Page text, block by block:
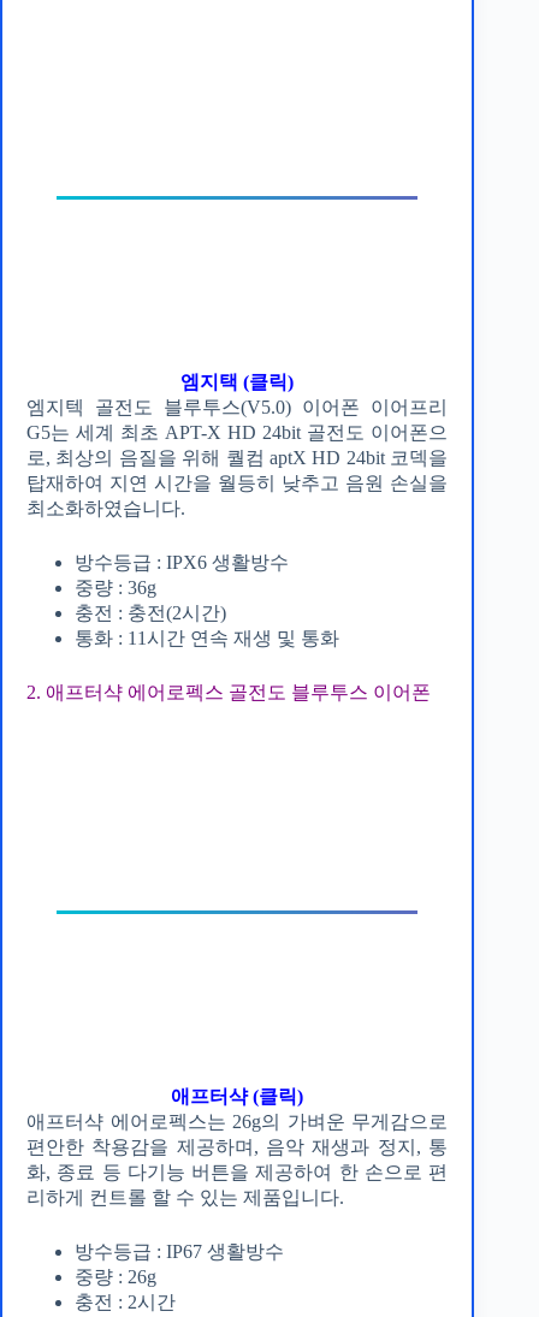
엠지택 (클릭)
엠지텍 골전도 블루투스(V5.0) 이어폰 이어프리
G5는 세계 최초 APT-X HD 24bit 골전도 이어폰으
로, 최상의 음질을 위해 퀄컴 aptX HD 24bit 코덱을
탑재하여 지연 시간을 월등히 낮추고 음원 손실을
최소화하였습니다.
방수등급 : IPX6 생활방수
중량 : 36g
충전 : 충전(2시간)
통화 : 11시간 연속 재생 및 통화
2. 애프터샥 에어로펙스 골전도 블루투스 이어폰
애프터샥 (클릭)
애프터샥 에어로펙스는 26g의 가벼운 무게감으로
편안한 착용감을 제공하며, 음악 재생과 정지, 통
화, 종료 등 다기능 버튼을 제공하여 한 손으로 편
리하게 컨트롤 할 수 있는 제품입니다.
방수등급 : IP67 생활방수
중량 : 26g
충전 : 2시간